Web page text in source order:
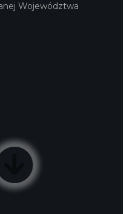
Województwa